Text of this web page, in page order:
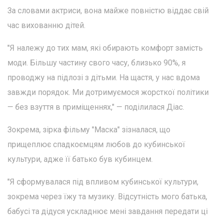
За словами актриси, вона майже повністю віддає свій
час вихованню дітей.
"Я належу до тих мам, які обирають комфорт замість
моди. Більшу частину свого часу, близько 90%, я
проводжу на підлозі з дітьми. На щастя, у нас вдома
завжди порядок. Ми дотримуємося жорсткої політики
— без взуття в приміщеннях," — поділилася Діас.
Зокрема, зірка фільму "Маска" зізналася, що
прищеплює спадкоємцям любов до кубинської
культури, адже її батько був кубинцем.
"Я сформувалася під впливом кубинської культури,
зокрема через їжу та музику. Відсутність мого батька,
бабусі та дідуся ускладнює мені завдання передати ці